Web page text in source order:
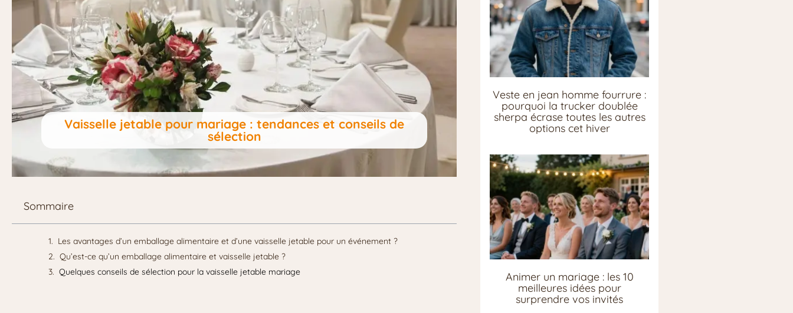
Vaisselle jetable pour mariage : tendances et conseils de
sélection
Sommaire
Les avantages d’un emballage alimentaire et d’une vaisselle jetable pour un événement ?
Qu’est-ce qu’un emballage alimentaire et vaisselle jetable ?
Quelques conseils de sélection pour la vaisselle jetable mariage
Veste en jean homme fourrure :
pourquoi la trucker doublée
sherpa écrase toutes les autres
options cet hiver
Animer un mariage : les 10
meilleures idées pour
surprendre vos invités